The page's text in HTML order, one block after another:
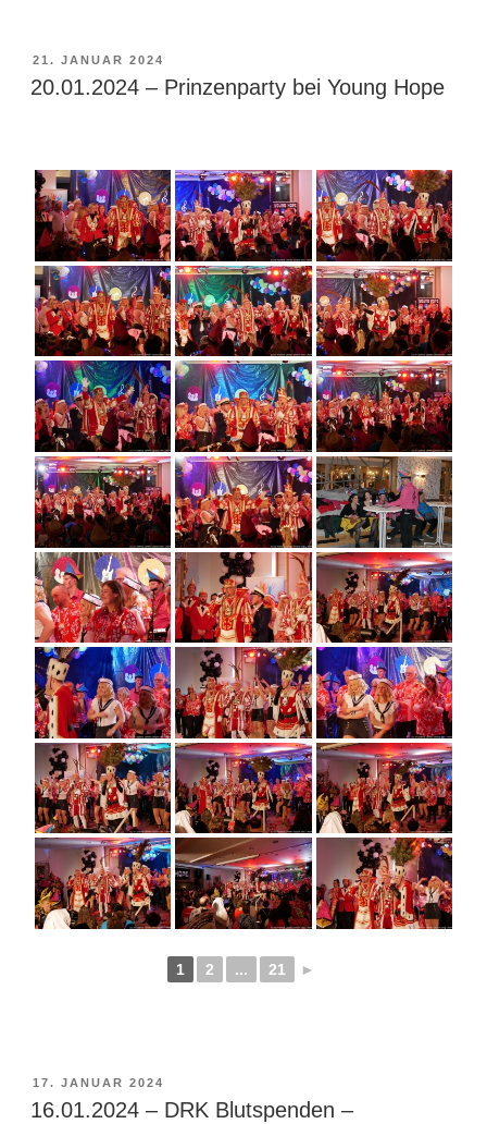
VERÖFFENTLICHT
AM
21. JANUAR 2024
20.01.2024 – Prinzenparty bei Young Hope
1 2 ... 21 ►
VERÖFFENTLICHT
AM
17. JANUAR 2024
16.01.2024 – DRK Blutspenden –